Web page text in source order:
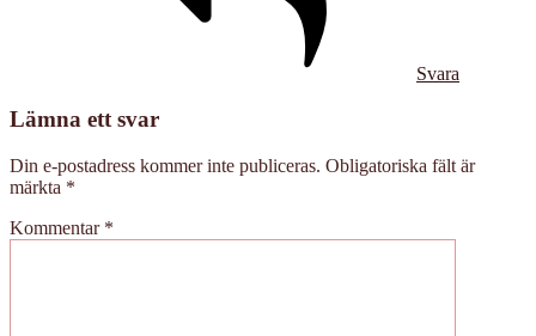
Svara
Lämna ett svar
Din e-postadress kommer inte publiceras. Obligatoriska fält är
märkta *
Kommentar *